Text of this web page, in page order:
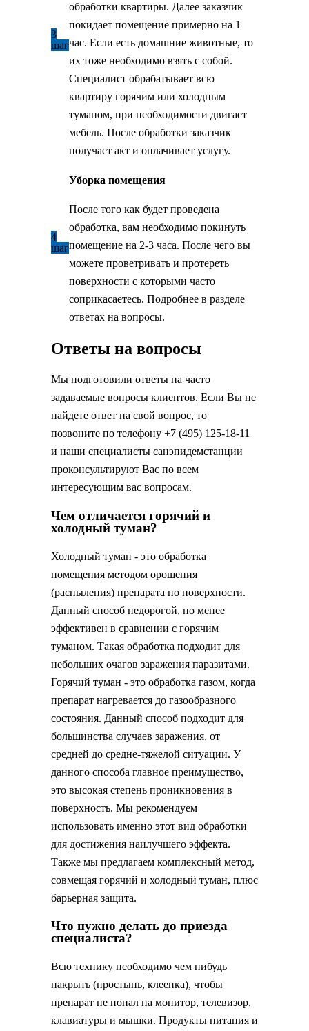
3
шаг
обработки квартиры. Далее заказчик
покидает помещение примерно на 1
час. Если есть домашние животные, то
их тоже необходимо взять с собой.
Специалист обрабатывает всю
квартиру горячим или холодным
туманом, при необходимости двигает
мебель. После обработки заказчик
получает акт и оплачивает услугу.
4
шаг
Уборка помещения
После того как будет проведена
обработка, вам необходимо покинуть
помещение на 2-3 часа. После чего вы
можете проветривать и протереть
поверхности с которыми часто
соприкасаетесь. Подробнее в разделе
ответах на вопросы.
Ответы на вопросы
Мы подготовили ответы на часто
задаваемые вопросы клиентов. Если Вы не
найдете ответ на свой вопрос, то
позвоните по телефону +7 (495) 125-18-11
и наши специалисты санэпидемстанции
проконсультируют Вас по всем
интересующим вас вопросам.
Чем отличается горячий и
холодный туман?
Холодный туман - это обработка
помещения методом орошения
(распыления) препарата по поверхности.
Данный способ недорогой, но менее
эффективен в сравнении с горячим
туманом. Такая обработка подходит для
небольших очагов заражения паразитами.
Горячий туман - это обработка газом, когда
препарат нагревается до газообразного
состояния. Данный способ подходит для
большинства случаев заражения, от
средней до средне-тяжелой ситуации. У
данного способа главное преимущество,
это высокая степень проникновения в
поверхность. Мы рекомендуем
использовать именно этот вид обработки
для достижения наилучшего эффекта.
Также мы предлагаем комплексный метод,
совмещая горячий и холодный туман, плюс
барьерная защита.
Что нужно делать до приезда
специалиста?
Всю технику необходимо чем нибудь
накрыть (простынь, клеенка), чтобы
препарат не попал на монитор, телевизор,
клавиатуры и мышки. Продукты питания и